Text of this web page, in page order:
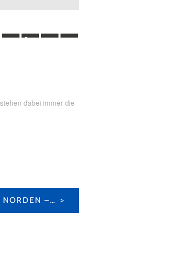
dabei immer die
SCHWITZEN WIE IM HOHEN NORDEN – DIE NATUR SAUNA AM SEE